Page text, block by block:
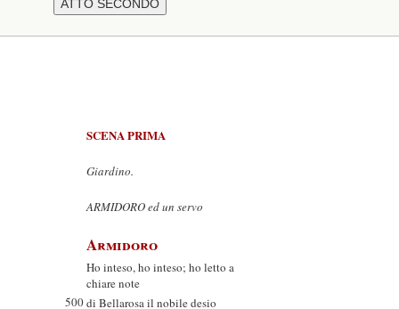
SCENA PRIMA
Giardino.
ARMIDORO ed un servo
Armidoro
Ho inteso, ho inteso; ho letto a
chiare note
500di Bellarosa il nobile desio